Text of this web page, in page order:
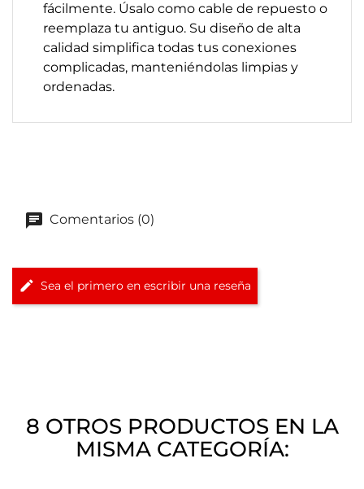
fácilmente. Úsalo como cable de repuesto o
reemplaza tu antiguo. Su diseño de alta
calidad simplifica todas tus conexiones
complicadas, manteniéndolas limpias y
ordenadas.
Comentarios (0)
Sea el primero en escribir una reseña
8 OTROS PRODUCTOS EN LA
MISMA CATEGORÍA: